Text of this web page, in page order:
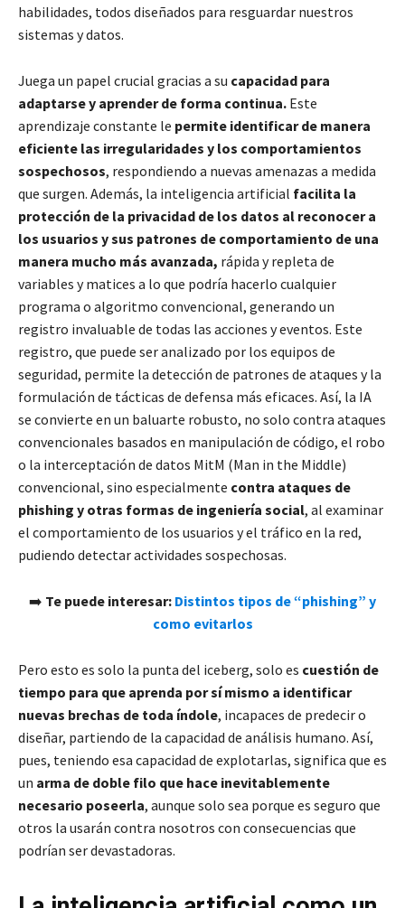
habilidades, todos diseñados para resguardar nuestros
sistemas y datos.
Juega un papel crucial gracias a su capacidad para
adaptarse y aprender de forma continua. Este
aprendizaje constante le permite identificar de manera
eficiente las irregularidades y los comportamientos
sospechosos, respondiendo a nuevas amenazas a medida
que surgen. Además, la inteligencia artificial facilita la
protección de la privacidad de los datos al reconocer a
los usuarios y sus patrones de comportamiento de una
manera mucho más avanzada, rápida y repleta de
variables y matices a lo que podría hacerlo cualquier
programa o algoritmo convencional, generando un
registro invaluable de todas las acciones y eventos. Este
registro, que puede ser analizado por los equipos de
seguridad, permite la detección de patrones de ataques y la
formulación de tácticas de defensa más eficaces. Así, la IA
se convierte en un baluarte robusto, no solo contra ataques
convencionales basados en manipulación de código, el robo
o la interceptación de datos MitM (Man in the Middle)
convencional, sino especialmente contra ataques de
phishing y otras formas de ingeniería social, al examinar
el comportamiento de los usuarios y el tráfico en la red,
pudiendo detectar actividades sospechosas.
➡️ Te puede interesar: Distintos tipos de “phishing” y
como evitarlos
Pero esto es solo la punta del iceberg, solo es cuestión de
tiempo para que aprenda por sí mismo a identificar
nuevas brechas de toda índole, incapaces de predecir o
diseñar, partiendo de la capacidad de análisis humano. Así,
pues, teniendo esa capacidad de explotarlas, significa que es
un arma de doble filo que hace inevitablemente
necesario poseerla, aunque solo sea porque es seguro que
otros la usarán contra nosotros con consecuencias que
podrían ser devastadoras.